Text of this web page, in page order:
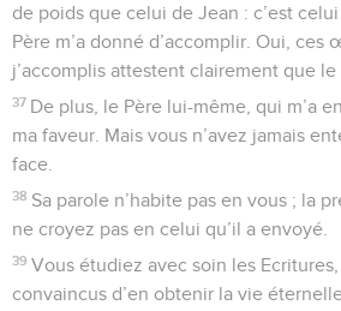
de poids que celui de Jean : c’est
Père m’a donné d’accomplir. Oui, ces
j’accomplis attestent clairement que le
37 De plus, le Père lui-même, qui m’a
ma faveur. Mais vous n’avez jamais
face.
38 Sa parole n’habite pas en vous ; la
ne croyez pas en celui qu’il a envoyé.
39 Vous étudiez avec soin les
convaincus d’en obtenir la vie